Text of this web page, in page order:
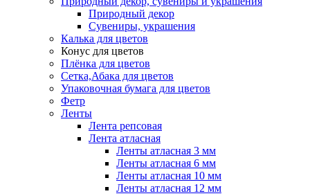
Природный декор
Сувениры, украшения
Калька для цветов
Конус для цветов
Плёнка для цветов
Сетка,Абака для цветов
Упаковочная бумага для цветов
Фетр
Ленты
Лента репсовая
Лента атласная
Ленты атласная 3 мм
Ленты атласная 6 мм
Ленты атласная 10 мм
Ленты атласная 12 мм